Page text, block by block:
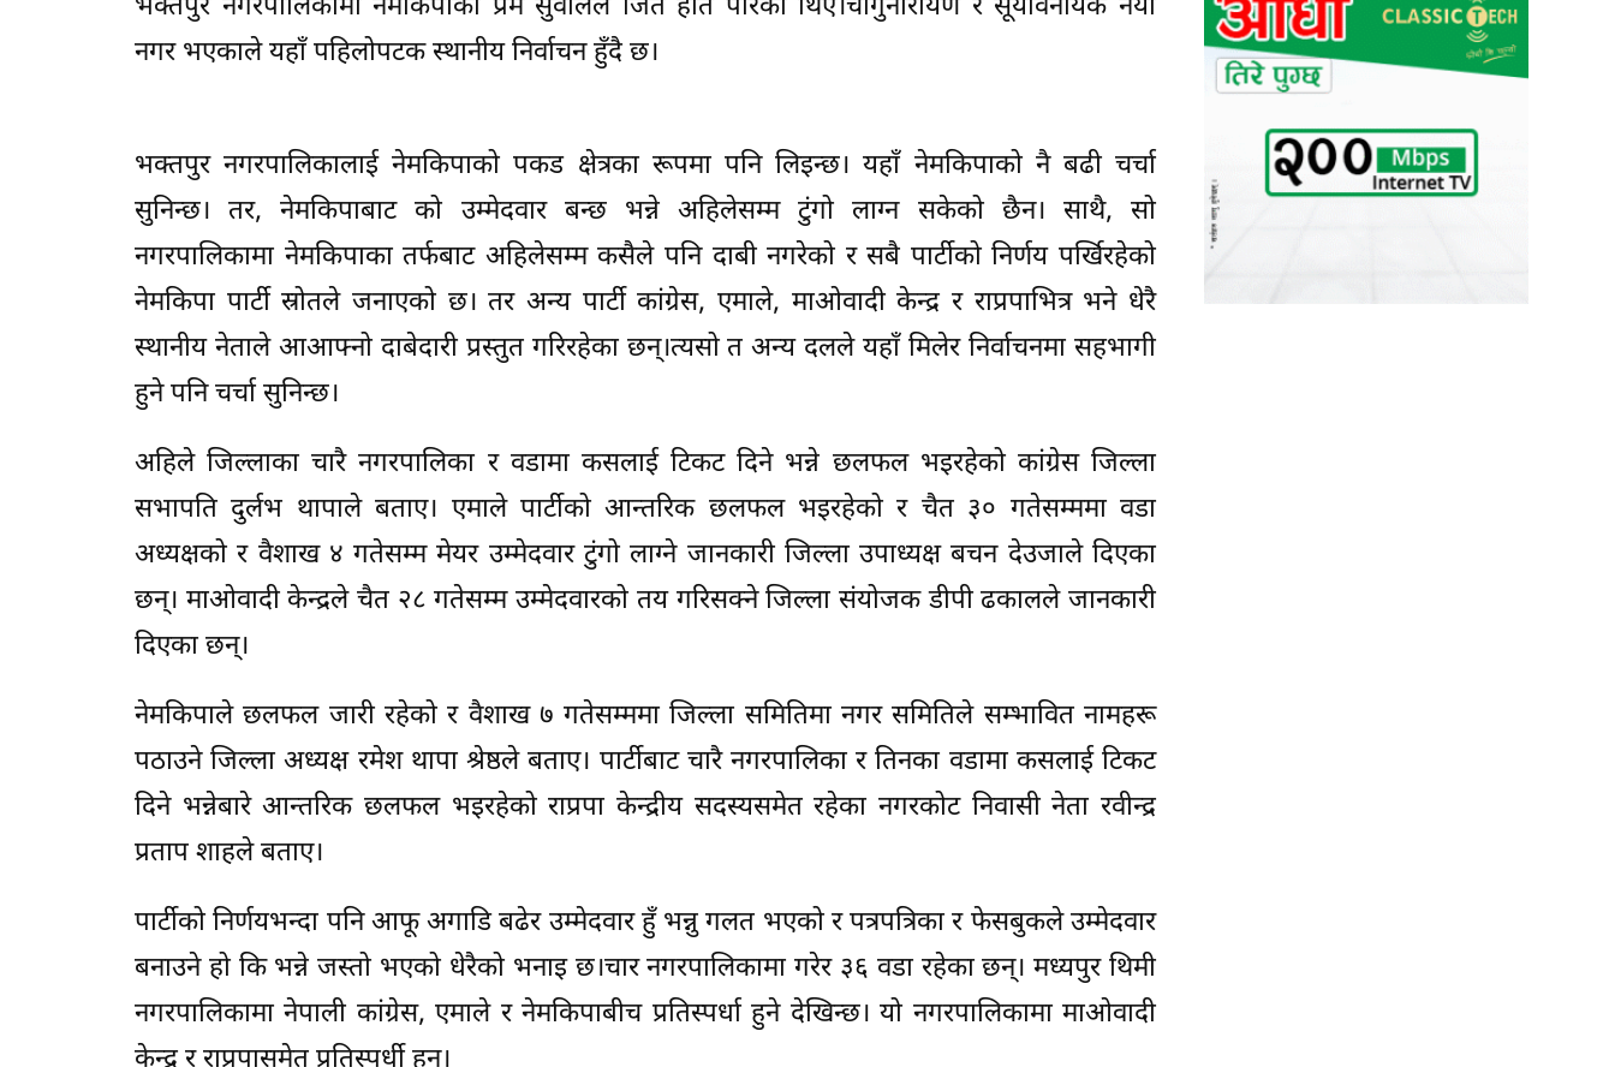
भक्तपुर नगरपालिकामा नेमकिपाका प्रेम सुवालले जित हात पारेका थिए।चाँगुनारायण र सूर्यविनायक नयाँ
नगर भएकाले यहाँ पहिलोपटक स्थानीय निर्वाचन हुँदै छ।
भक्तपुर नगरपालिकालाई नेमकिपाको पकड क्षेत्रका रूपमा पनि लिइन्छ। यहाँ नेमकिपाको नै बढी चर्चा
सुनिन्छ। तर, नेमकिपाबाट को उम्मेदवार बन्छ भन्ने अहिलेसम्म टुंगो लाग्न सकेको छैन। साथै, सो
नगरपालिकामा नेमकिपाका तर्फबाट अहिलेसम्म कसैले पनि दाबी नगरेको र सबै पार्टीको निर्णय पर्खिरहेको
नेमकिपा पार्टी स्रोतले जनाएको छ। तर अन्य पार्टी कांग्रेस, एमाले, माओवादी केन्द्र र राप्रपाभित्र भने धेरै
स्थानीय नेताले आआफ्नो दाबेदारी प्रस्तुत गरिरहेका छन्।त्यसो त अन्य दलले यहाँ मिलेर निर्वाचनमा सहभागी
हुने पनि चर्चा सुनिन्छ।
अहिले जिल्लाका चारै नगरपालिका र वडामा कसलाई टिकट दिने भन्ने छलफल भइरहेको कांग्रेस जिल्ला
सभापति दुर्लभ थापाले बताए। एमाले पार्टीको आन्तरिक छलफल भइरहेको र चैत ३० गतेसम्ममा वडा
अध्यक्षको र वैशाख ४ गतेसम्म मेयर उम्मेदवार टुंगो लाग्ने जानकारी जिल्ला उपाध्यक्ष बचन देउजाले दिएका
छन्। माओवादी केन्द्रले चैत २८ गतेसम्म उम्मेदवारको तय गरिसक्ने जिल्ला संयोजक डीपी ढकालले जानकारी
दिएका छन्।
नेमकिपाले छलफल जारी रहेको र वैशाख ७ गतेसम्ममा जिल्ला समितिमा नगर समितिले सम्भावित नामहरू
पठाउने जिल्ला अध्यक्ष रमेश थापा श्रेष्ठले बताए। पार्टीबाट चारै नगरपालिका र तिनका वडामा कसलाई टिकट
दिने भन्नेबारे आन्तरिक छलफल भइरहेको राप्रपा केन्द्रीय सदस्यसमेत रहेका नगरकोट निवासी नेता रवीन्द्र
प्रताप शाहले बताए।
पार्टीको निर्णयभन्दा पनि आफू अगाडि बढेर उम्मेदवार हुँ भन्नु गलत भएको र पत्रपत्रिका र फेसबुकले उम्मेदवार
बनाउने हो कि भन्ने जस्तो भएको धेरैको भनाइ छ।चार नगरपालिकामा गरेर ३६ वडा रहेका छन्। मध्यपुर थिमी
नगरपालिकामा नेपाली कांग्रेस, एमाले र नेमकिपाबीच प्रतिस्पर्धा हुने देखिन्छ। यो नगरपालिकामा माओवादी